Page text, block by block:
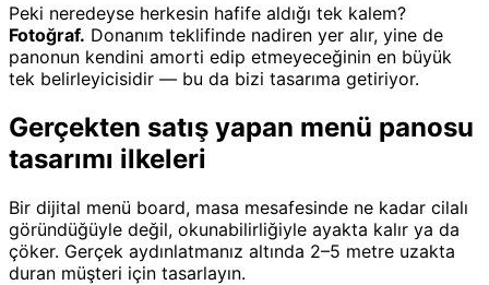
Peki neredeyse herkesin hafife aldığı tek kalem?
Fotoğraf. Donanım teklifinde nadiren yer alır, yine de
panonun kendini amorti edip etmeyeceğinin en büyük
tek belirleyicisidir — bu da bizi tasarıma getiriyor.
Gerçekten satış yapan menü panosu
tasarımı ilkeleri
Bir dijital menü board, masa mesafesinde ne kadar cilalı
göründüğüyle değil, okunabilirliğiyle ayakta kalır ya da
çöker. Gerçek aydınlatmanız altında 2–5 metre uzakta
duran müşteri için tasarlayın.